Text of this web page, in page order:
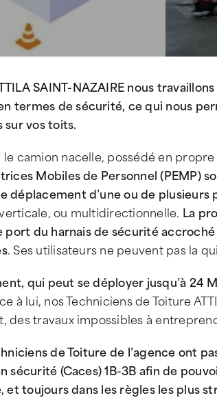
SAINT-NAZAIRE nous
termes de sécurité, ce qui nous
vos toits.
le camion nacelle, possédé en
Mobiles de Personnel (PEMP)
déplacement d’une ou de plusieurs
ou multidirectionnelle. La
port du harnais de sécurité
. Ses utilisateurs ne peuvent pas la
qui peut se déployer jusqu’à 24
à lui, nos Techniciens de Toiture
des travaux impossibles à
de Toiture de l’agence ont
sécurité (Caces) 1B-3B afin de
et toujours dans les règles les plus